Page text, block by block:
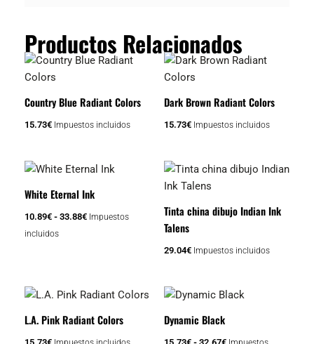
Productos Relacionados
Country Blue Radiant Colors
15.73€ Impuestos incluidos
Dark Brown Radiant Colors
15.73€ Impuestos incluidos
White Eternal Ink
10.89€ - 33.88€
Rango
precios:
desde
10.89€
Impuestos
incluidos
Este
tiene
múltiples
variantes.
elegir
Tinta china dibujo Indian Ink
Talens
29.04€ Impuestos incluidos
L.A. Pink Radiant Colors Dynamic Black
Rango
15.73€
Este
tiene